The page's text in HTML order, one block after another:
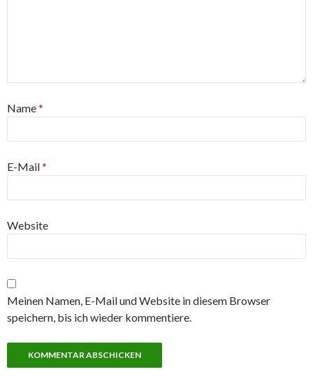
Name*
E-Mail*
Website
Meinen Namen, E-Mail und Website in diesem Browser
speichern, bis ich wieder kommentiere.